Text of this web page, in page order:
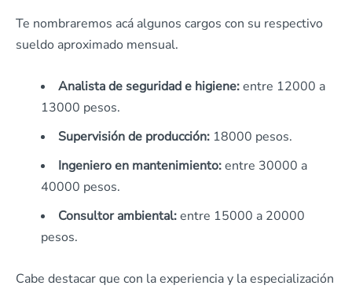
Te nombraremos acá algunos cargos con su respectivo
sueldo aproximado mensual.
Analista de seguridad e higiene:entre 12000 a
13000 pesos.
Supervisión de producción: 18000 pesos.
Ingeniero en mantenimiento:entre 30000 a
40000 pesos.
Consultor ambiental:entre 15000 a 20000
pesos.
Cabe destacar que con la experiencia y la especialización